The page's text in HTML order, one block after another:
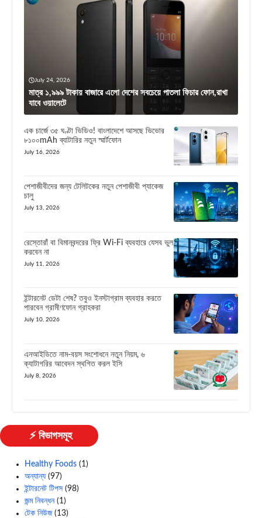
July 24, 2026
মাত্র ১,৯৯৯ টাকায় বাজারে এলো দেশের সবচেয়ে পাতলা ফিচার ফোন,রাখা
যাবে ওয়ালেটে
এক চার্জে ৩৫ ঘণ্টা ভিডিও! বাংলাদেশে আসছে ভিভোর
৮১০০mAh ব্যাটারির নতুন স্মার্টফোন
July 16, 2026
পেশাজীবীদের জন্য টেলিটকের নতুন পেশাজীবী প্যাকেজ
চালু
July 13, 2026
রেস্তোরাঁ বা বিমানবন্দরের ফ্রি Wi-Fi ব্যবহারে যেসব ভুল
করবেন না
July 11, 2026
ইন্টারনেট ডেটা শেষ? তবুও ইনস্টাগ্রাম ব্যবহার করতে
পারবেন গ্রামীণফোন গ্রাহকরা
July 10, 2026
এনআইডিতে নাম-বয়স সংশোধনে নতুন নিয়ম, ৬
ক্যাটাগরির আবেদন স্থগিত করল ইসি
July 8, 2026
⚡ বিভাগসমূহ
Healthy Foods (1)
অন্যান্য (97)
ইন্টারনেট টিপস (98)
জন্ম নিবন্ধন(1)
টেক নিউজ(13)